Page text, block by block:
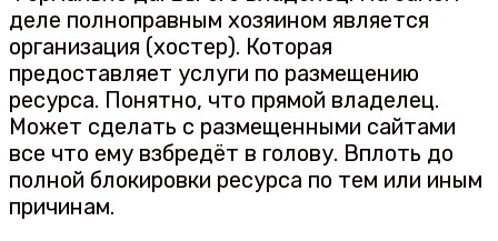
деле полноправным хозяином является
организация (хостер). Которая
предоставляет услуги по размещению
ресурса. Понятно, что прямой владелец.
Может сделать с размещенными сайтами
все что ему взбредёт в голову. Вплоть до
полной блокировки ресурса по тем или иным
причинам.